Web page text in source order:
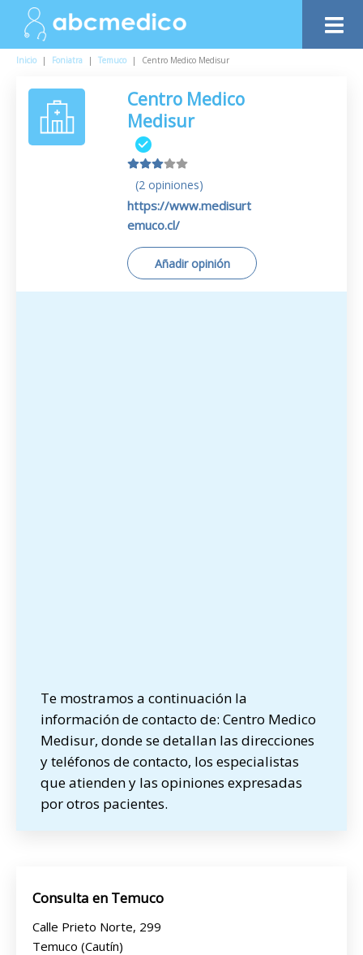
Inicio | Foniatra | Temuco | Centro Medico Medisur
Centro Medico
Medisur
(2 opiniones)
https://www.medisurt
emuco.cl/
Añadir opinión
Te mostramos a continuación la
información de contacto de: Centro Medico
Medisur, donde se detallan las direcciones
y teléfonos de contacto, los especialistas
que atienden y las opiniones expresadas
por otros pacientes.
Consulta en Temuco
Calle Prieto Norte, 299
Temuco (Cautín)